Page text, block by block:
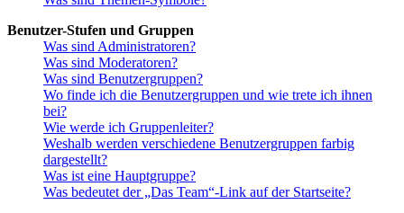
Benutzer-Stufen und Gruppen
Was sind Administratoren?
Was sind Moderatoren?
Was sind Benutzergruppen?
Wo finde ich die Benutzergruppen und wie trete ich ihnen
bei?
Wie werde ich Gruppenleiter?
Weshalb werden verschiedene Benutzergruppen farbig
dargestellt?
Was ist eine Hauptgruppe?
Was bedeutet der „Das Team“-Link auf der Startseite?